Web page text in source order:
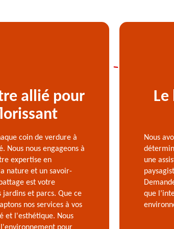
allié pour
coin de verdure à
Nous nous engageons à
expertise en
nature et un savoir-
est votre
et parcs. Que ce
nos services à vos
et l'esthétique. Nous
Le
Nous
une
que